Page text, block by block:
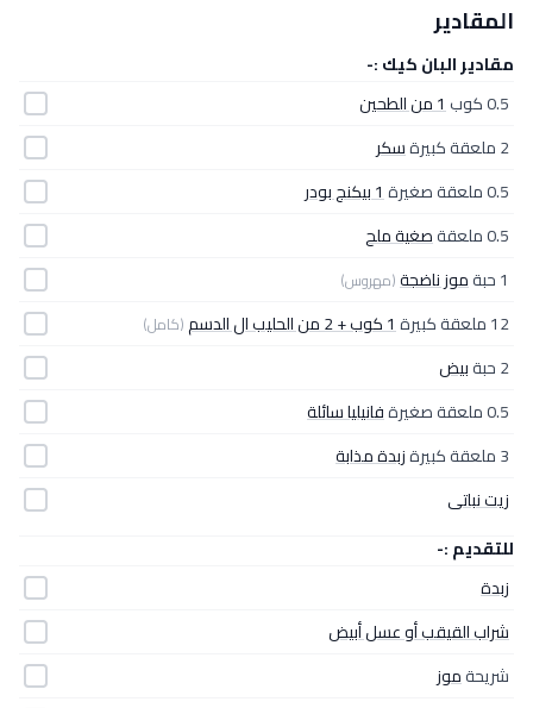
المقادير
مقادير البان كيك :-
0.5 كوب
1 من الطحين
2 ملعقة كبيرة
سكر
0.5 ملعقة صغيرة
1 بيكنج بودر
0.5 ملعقة
صغية ملح
1 حبة
موز ناضجة(مهروس)
12 ملعقة كبيرة 1 كوب + 2 من الحليب ال الدسم (كامل)
2 حبة
بيض
0.5 ملعقة صغيرة
فانيليا سائلة
3 ملعقة كبيرة
زبدة مذابة
زيت نباتى
للتقديم :-
زبدة
شراب القيقب أو عسل أبيض
شريحةموز